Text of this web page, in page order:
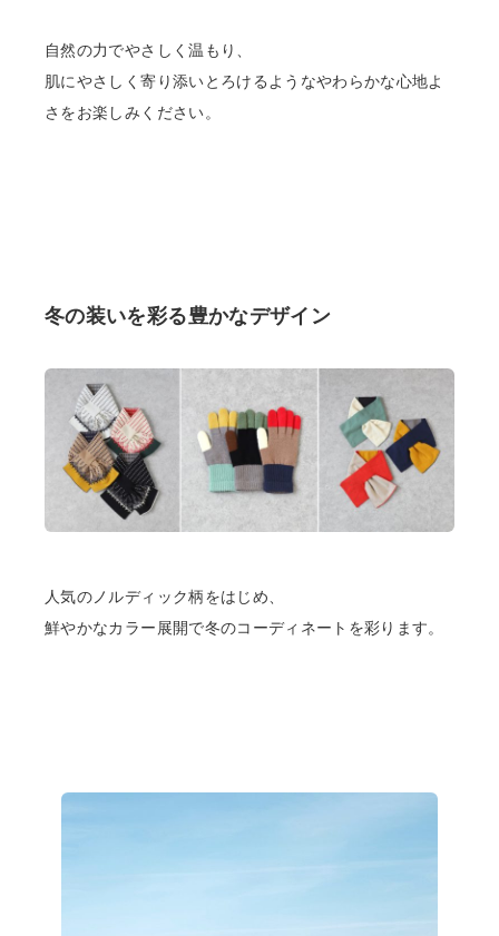
自然の力でやさしく温もり、
肌にやさしく寄り添いとろけるようなやわらかな心地よ
さをお楽しみください。
冬の装いを彩る豊かなデザイン
人気のノルディック柄をはじめ、
鮮やかなカラー展開で冬のコーディネートを彩ります。